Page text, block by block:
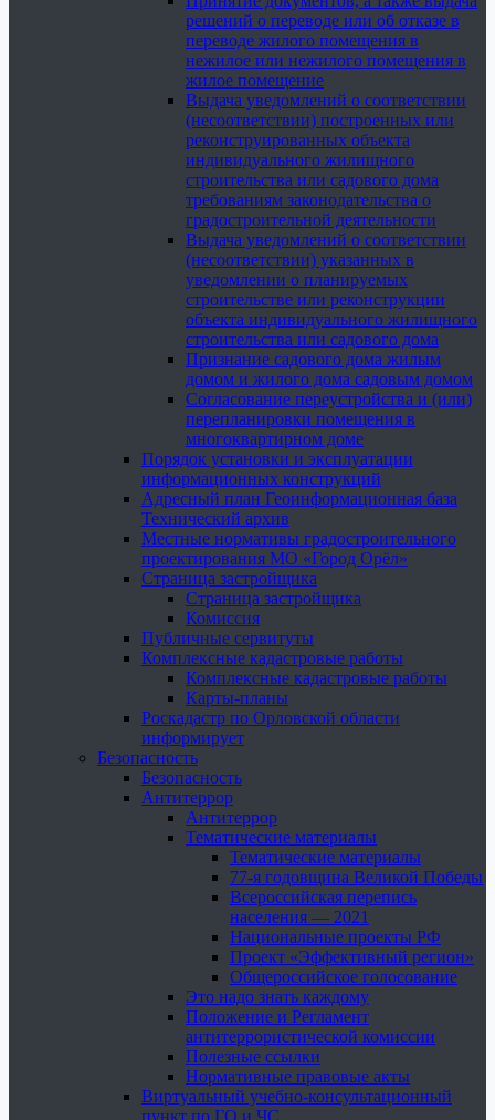
решений о переводе или об отказе в
переводе жилого помещения в
нежилое или нежилого помещения в
жилое помещение
Выдача уведомлений о соответствии
(несоответствии) построенных или
реконструированных объекта
индивидуального жилищного
строительства или садового дома
требованиям законодательства о
градостроительной деятельности
Выдача уведомлений о соответствии
(несоответствии) указанных в
уведомлении о планируемых
строительстве или реконструкции
объекта индивидуального жилищного
строительства или садового дома
Признание садового дома жилым
домом и жилого дома садовым домом
Согласование переустройства и (или)
перепланировки помещения в
многоквартирном доме
Порядок установки и эксплуатации
информационных конструкций
Адресный план Геоинформационная база
Технический архив
Местные нормативы градостроительного
проектирования МО «Город Орёл»
Страница застройщика
Страница застройщика
Комиссия
Публичные сервитуты
Комплексные кадастровые работы
Комплексные кадастровые работы
Карты-планы
Роскадастр по Орловской области
информирует
Безопасность
Безопасность
Антитеррор
Антитеррор
Тематические материалы
Тематические материалы
77-я годовщина Великой Победы
Всероссийская перепись
населения — 2021
Национальные проекты РФ
Проект «Эффективный регион»
Общероссийское голосование
Это надо знать каждому
Положение и Регламент
антитеррористической комиссии
Полезные ссылки
Нормативные правовые акты
Виртуальный учебно-консультационный
пункт по ГО и ЧС